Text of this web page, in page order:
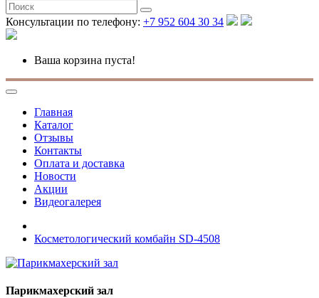
Консультации по телефону: +7 952 604 30 34
Ваша корзина пуста!
Главная
Каталог
Отзывы
Контакты
Оплата и доставка
Новости
Акции
Видеогалерея
Косметологический комбайн SD-4508
Парикмахерский зал